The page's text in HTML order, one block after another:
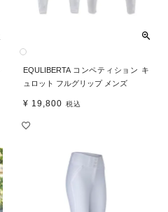
EQULIBERTA コンペティション キ
ュロット フルグリップ メンズ
¥ 19,800 税込